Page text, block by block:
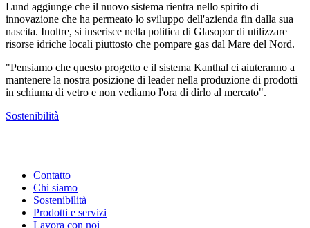
Lund aggiunge che il nuovo sistema rientra nello spirito di
innovazione che ha permeato lo sviluppo dell'azienda fin dalla sua
nascita. Inoltre, si inserisce nella politica di Glasopor di utilizzare
risorse idriche locali piuttosto che pompare gas dal Mare del Nord.
"Pensiamo che questo progetto e il sistema Kanthal ci aiuteranno a
mantenere la nostra posizione di leader nella produzione di prodotti
in schiuma di vetro e non vediamo l'ora di dirlo al mercato".
Sostenibilità
Contatto
Chi siamo
Sostenibilità
Prodotti e servizi
Lavora con noi